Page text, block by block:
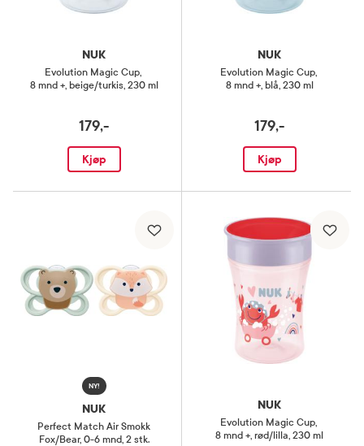
NUK
Evolution Magic Cup,
8 mnd +, beige/turkis, 230 ml
179,-
Kjøp
NUK
Evolution Magic Cup,
8 mnd +, blå, 230 ml
179,-
Kjøp
NY!
NUK
Perfect Match Air Smokk
Fox/Bear, 0-6 mnd, 2 stk.
NUK
Evolution Magic Cup,
8 mnd +, rød/lilla, 230 ml